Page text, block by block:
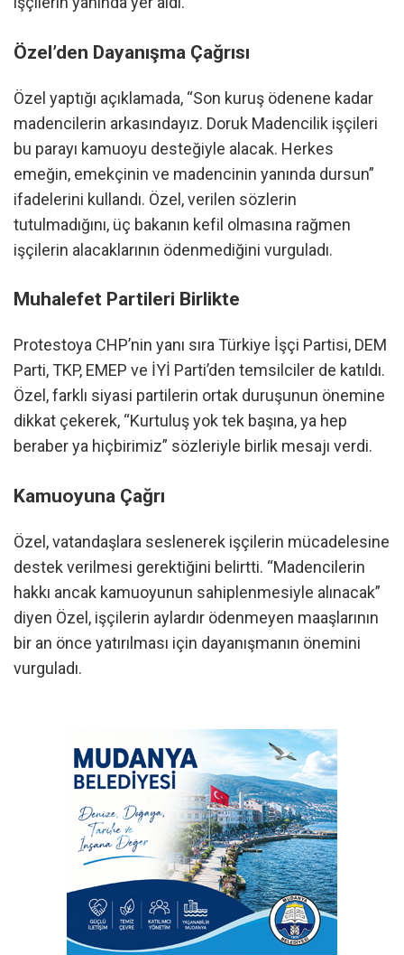
Özel’den Dayanışma Çağrısı
Özel yaptığı açıklamada, “Son kuruş ödenene kadar
madencilerin arkasındayız. Doruk Madencilik işçileri
bu parayı kamuoyu desteğiyle alacak. Herkes
emeğin, emekçinin ve madencinin yanında dursun”
ifadelerini kullandı. Özel, verilen sözlerin
tutulmadığını, üç bakanın kefil olmasına rağmen
işçilerin alacaklarının ödenmediğini vurguladı.
Muhalefet Partileri Birlikte
Protestoya CHP’nin yanı sıra Türkiye İşçi Partisi, DEM
Parti, TKP, EMEP ve İYİ Parti’den temsilciler de katıldı.
Özel, farklı siyasi partilerin ortak duruşunun önemine
dikkat çekerek, “Kurtuluş yok tek başına, ya hep
beraber ya hiçbirimiz” sözleriyle birlik mesajı verdi.
Kamuoyuna Çağrı
Özel, vatandaşlara seslenerek işçilerin mücadelesine
destek verilmesi gerektiğini belirtti. “Madencilerin
hakkı ancak kamuoyunun sahiplenmesiyle alınacak”
diyen Özel, işçilerin aylardır ödenmeyen maaşlarının
bir an önce yatırılması için dayanışmanın önemini
vurguladı.